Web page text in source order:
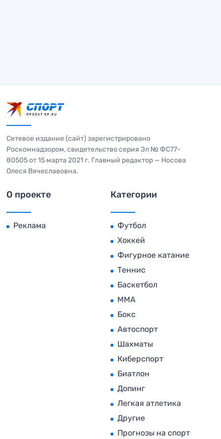
Сетевое издание (сайт) зарегистрировано
Роскомнадзором, свидетельство серия Эл № ФС77-
80505 от 15 марта 2021 г. Главный редактор — Носова
Олеся Вячеславовна.
О проекте
Реклама
Категории
Футбол
Хоккей
Фигурное катание
Теннис
Баскетбол
MMA
Бокс
Автоспорт
Шахматы
Киберспорт
Биатлон
Допинг
Легкая атлетика
Другие
Прогнозы на спорт